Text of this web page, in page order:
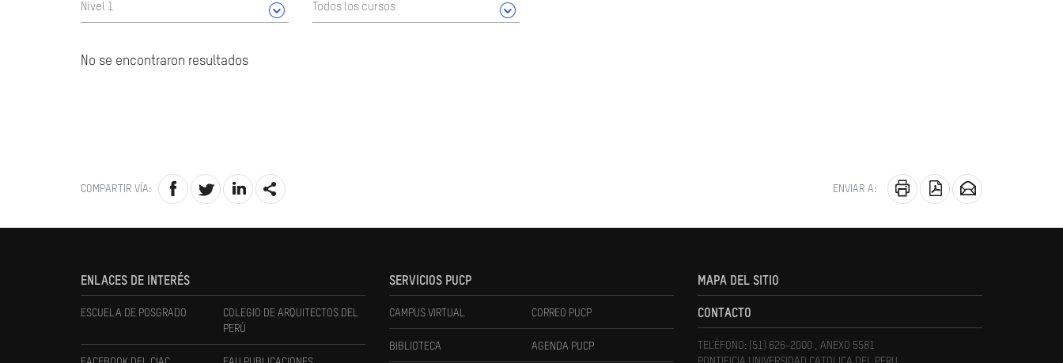
Nivel 1 Todos los cursos
No se encontraron resultados
COMPARTIR VÍA: ENVIAR A:
ENLACES DE INTERÉS
ESCUELA DE POSGRADO
COLEGIO DE ARQUITECTOS DEL
PERÚ
SERVICIOS PUCP
CAMPUS VIRTUAL CORREO PUCP
BIBLIOTECA AGENDA PUCP
MAPA DEL SITIO
CONTACTO
TELÉFONO: (51) 626-2000 , ANEXO 5581